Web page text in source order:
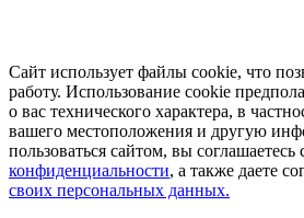
Сайт использует файлы cookie, что
работу. Использование cookie
о вас технического характера, в
вашего местоположения и другую
пользоваться сайтом, вы соглашаетесь
конфиденциальности, а также даете
своих персональных данных.